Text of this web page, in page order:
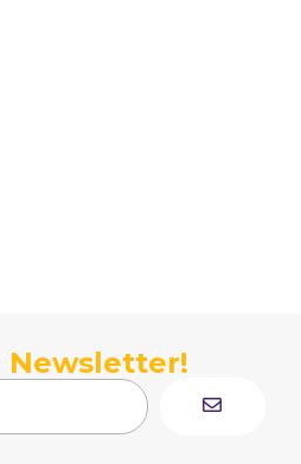
Newsletter!